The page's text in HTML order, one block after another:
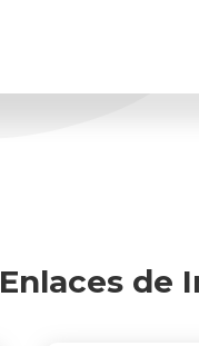
Enlaces de